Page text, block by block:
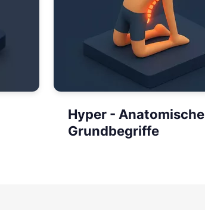
Hyper - Anatomische
Grundbegriffe